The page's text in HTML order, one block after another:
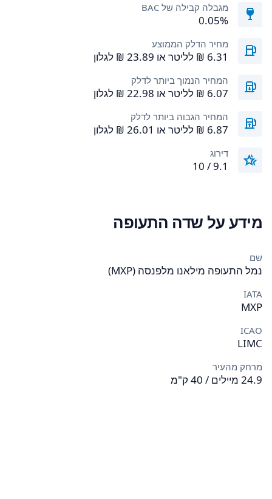
מגבלה קבילה של BAC
0.05%
מחיר הדלק הממוצע
המחיר הנמוך ביותר לדלק
המחיר הגבוה ביותר לדלק
דירוג
9.1 / 10
מידע על שדה התעופה
שם
נמל התעופה מילאנו מלפנסה (MXP)
IATA
MXP
ICAO
LIMC
מרחק מהעיר
24.9 מיילים / 40 ק"מ